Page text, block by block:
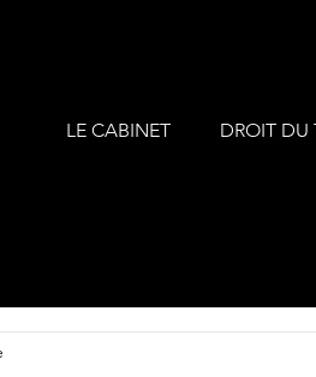
LE CABINET DROIT DU